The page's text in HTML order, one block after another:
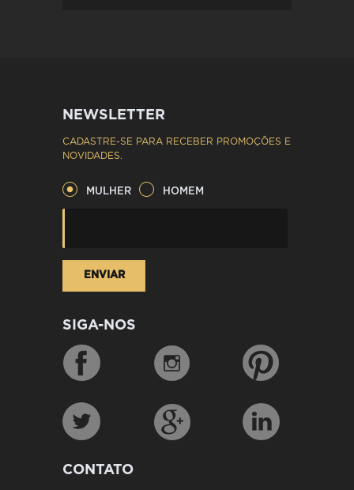
NEWSLETTER
CADASTRE-SE PARA RECEBER PROMOÇÕES E
NOVIDADES.
MULHER HOMEM
SIGA-NOS
CONTATO